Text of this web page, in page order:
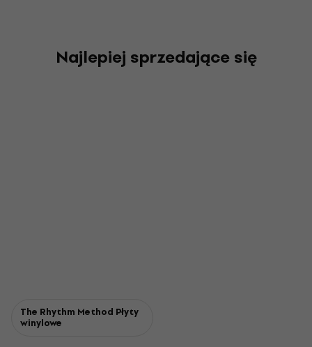
Najlepiej sprzedające się
The Rhythm Method Płyty
winylowe